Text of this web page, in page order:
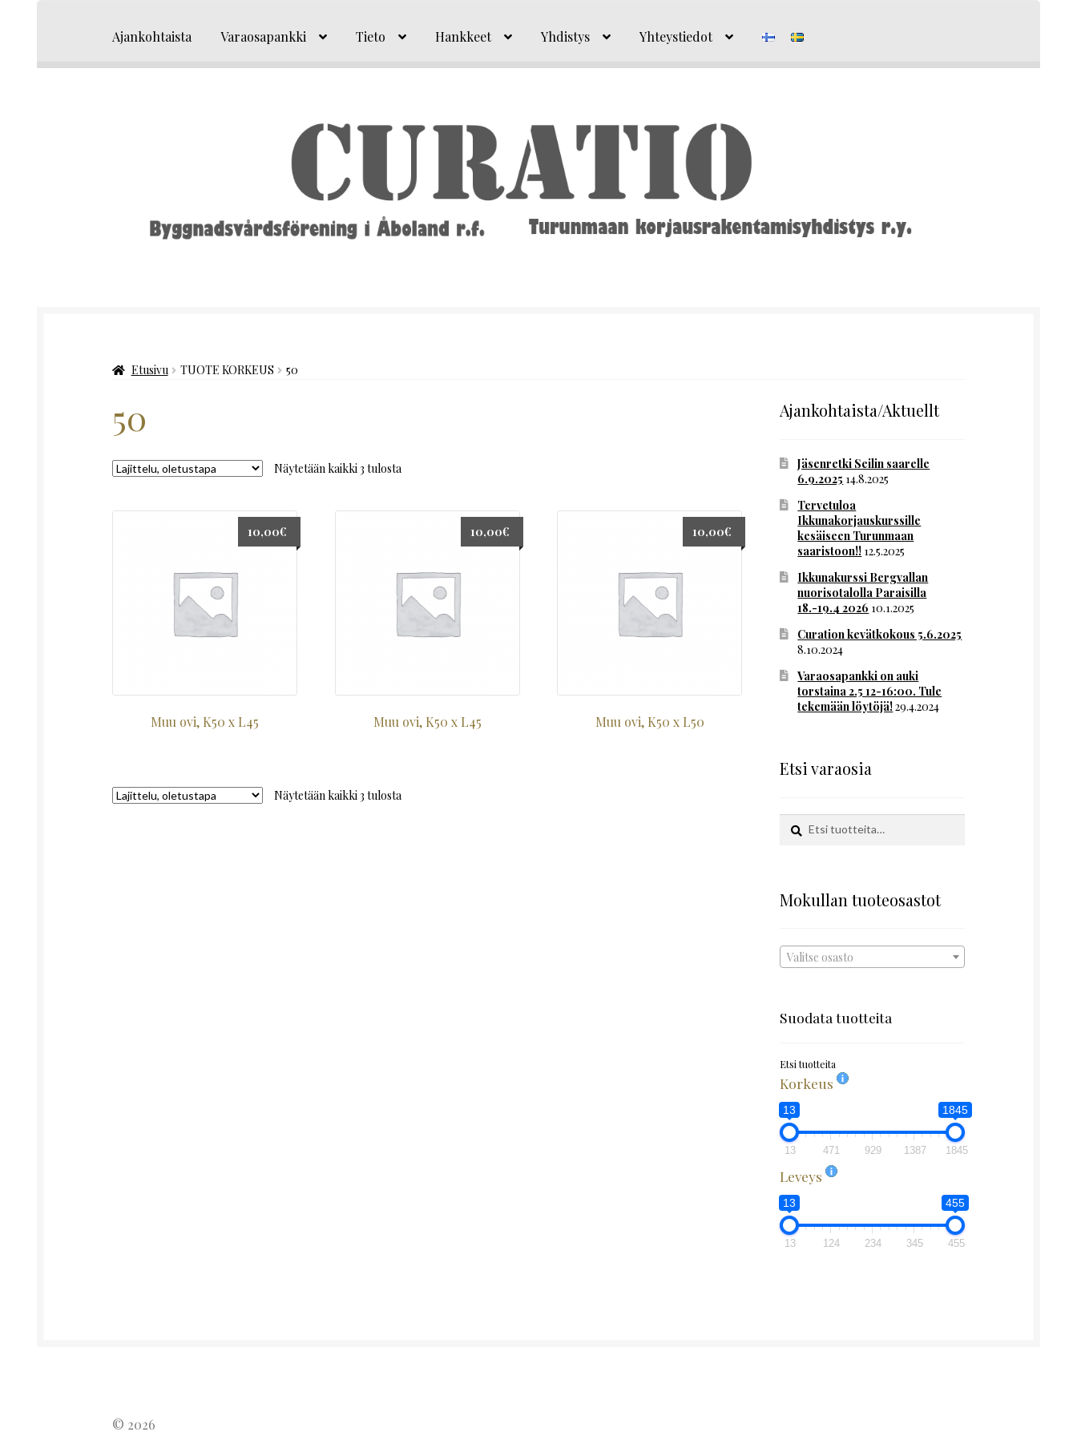
navigointiin
sisältöön
Ajankohtaista Varaosapankki Tieto Hankkeet Yhdistys Yhteystiedot
Etusivu TUOTE KORKEUS 50
50
Näytetään kaikki 3 tulosta
Muu ovi, K50 x L45
10,00€
Muu ovi, K50 x L45
10,00€
Muu ovi, K50 x L50
10,00€
Näytetään kaikki 3 tulosta
Ajankohtaista/Aktuellt
Jäsenretki Seilin saarelle
6.9.2025 14.8.2025
Tervetuloa
Ikkunakorjauskurssille
kesäiseen Turunmaan
saaristoon!! 12.5.2025
Ikkunakurssi Bergvallan
nuorisotalolla Paraisilla
18.-19.4 2026 10.1.2025
Curation kevätkokous 5.6.2025
8.10.2024
Varaosapankki on auki
torstaina 2.5 12-16:00. Tule
tekemään löytöjä!29.4.2024
Etsi varaosia
Etsi:
Haku
Mokullan tuoteosastot
Valitse osasto
Suodata tuotteita
Etsi tuotteita
Korkeus
13 1845
13 471 929 1387 1845
Leveys
13 455
13 124 234 345 455
© 2026